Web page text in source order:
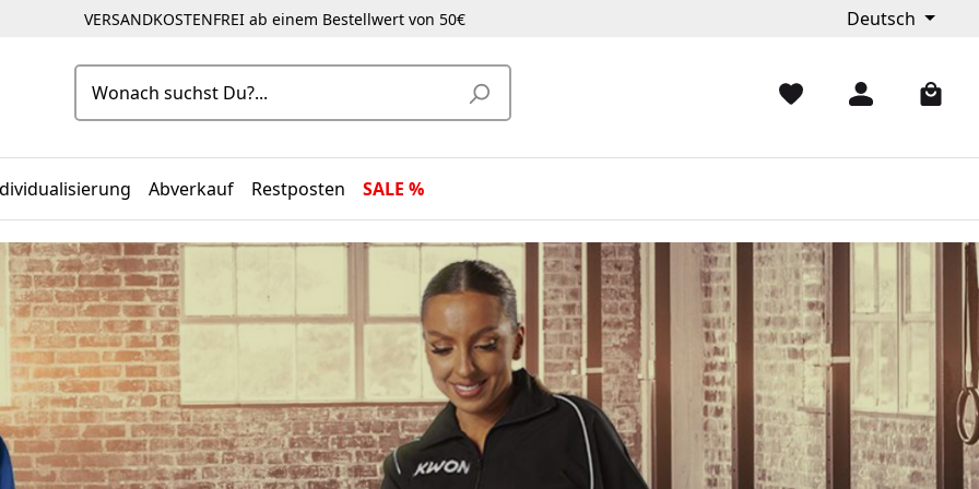
VERSANDKOSTENFREI ab einem Bestellwert von 50€ Deutsch
Abverkauf Restposten SALE %